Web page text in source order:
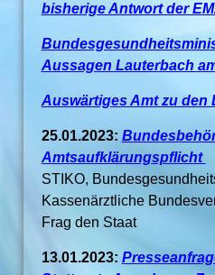
bisherige Antwort der
Aussagen Lauterbach
Auswärtiges Amt zu den
25.01.2023:
Amtsaufklärungspflicht
STIKO,
Kassenärztliche
Frag den Staat
13.01.2023: